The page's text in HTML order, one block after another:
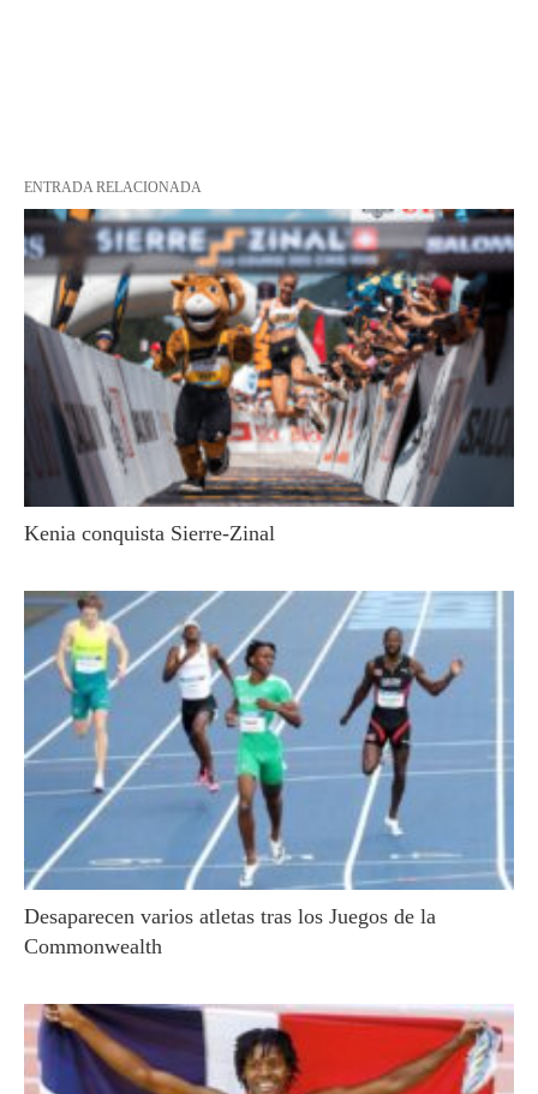
ENTRADA RELACIONADA
Kenia conquista Sierre-Zinal
Desaparecen varios atletas tras los Juegos de la
Commonwealth